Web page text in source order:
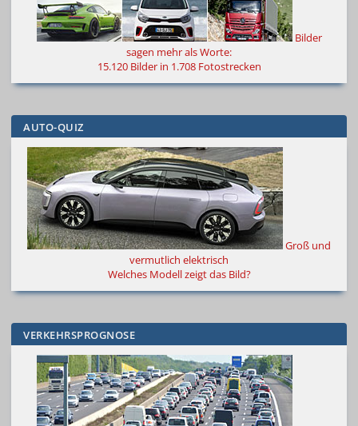
Bilder
sagen mehr als Worte:
15.120 Bilder in 1.708 Fotostrecken
AUTO-QUIZ
Groß und
vermutlich elektrisch
Welches Modell zeigt das Bild?
VERKEHRSPROGNOSE